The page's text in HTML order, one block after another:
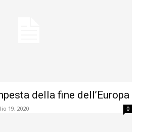
della fine dell’Europa
19, 2020 0